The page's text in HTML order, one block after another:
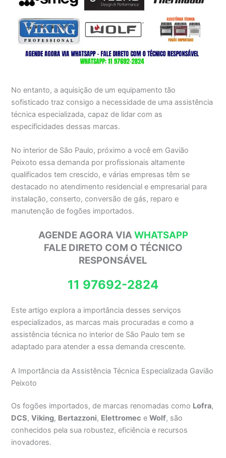
No entanto, a aquisição de um equipamento tão
sofisticado traz consigo a necessidade de uma assistência
técnica especializada, capaz de lidar com as
especificidades dessas marcas.
No interior de São Paulo, próximo a você em Gavião
Peixoto essa demanda por profissionais altamente
qualificados tem crescido, e várias empresas têm se
destacado no atendimento residencial e empresarial para
instalação, conserto, conversão de gás, reparo e
manutenção de fogões importados.
AGENDE AGORA VIA WHATSAPP
FALE DIRETO COM O TÉCNICO
RESPONSÁVEL
11 97692-2824
Este artigo explora a importância desses serviços
especializados, as marcas mais procuradas e como a
assistência técnica no interior de São Paulo tem se
adaptado para atender a essa demanda crescente.
A Importância da Assistência Técnica Especializada Gavião
Peixoto
Os fogões importados, de marcas renomadas como Lofra,
DCS,Viking, Bertazzoni, Elettromec eWolf, são
conhecidos pela sua robustez, eficiência e recursos
inovadores.